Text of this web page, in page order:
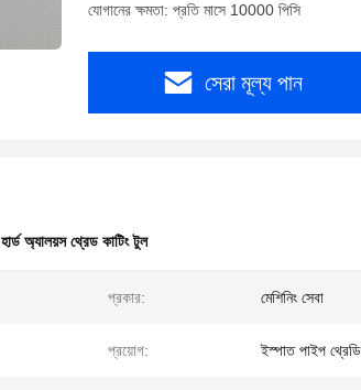
যোগানের ক্ষমতা: প্রতি মাসে 10000 পিসি
সেরা মূল্য পান
হার্ড অ্যালয়স থ্রেড কাটিং টুল
প্রকার: মেশিনিং সেবা
প্রয়োগ: ইস্পাত পাইপ